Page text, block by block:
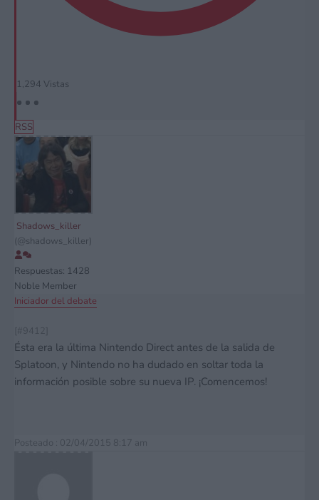
1,294 Vistas
RSS
Shadows_killer
(@shadows_killer)
Respuestas: 1428
Noble Member
Iniciador del debate
[#9412]
Ésta era la última Nintendo Direct antes de la salida de
Splatoon, y Nintendo no ha dudado en soltar toda la
información posible sobre su nueva IP. ¡Comencemos!
Posteado : 02/04/2015 8:17 am